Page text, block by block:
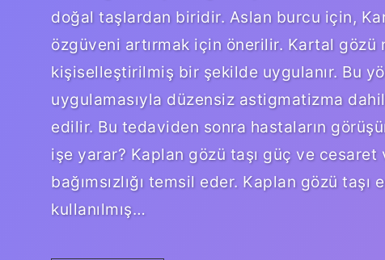
doğal taşlardan biridir. Aslan burcu için,
özgüveni artırmak için önerilir. Kartal
kişiselleştirilmiş bir şekilde uygulanır. Bu
uygulamasıyla düzensiz astigmatizma
edilir. Bu tedaviden sonra hastaların
işe yarar? Kaplan gözü taşı güç ve cesaret
bağımsızlığı temsil eder. Kaplan gözü taşı
kullanılmış…